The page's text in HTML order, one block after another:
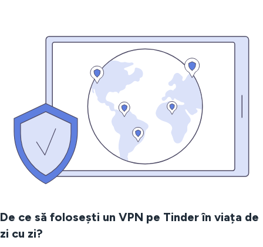
De ce să folosești un VPN pe Tinder în viața de
zi cu zi?